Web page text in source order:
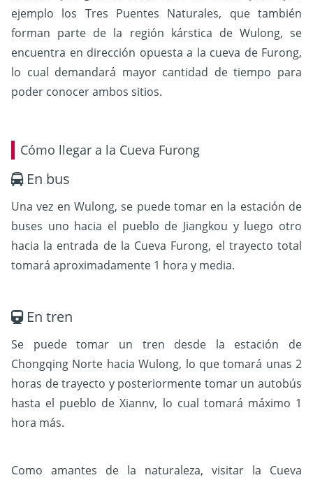
ejemplo los Tres Puentes Naturales, que también
forman parte de la región kárstica de Wulong, se
encuentra en dirección opuesta a la cueva de Furong,
lo cual demandará mayor cantidad de tiempo para
poder conocer ambos sitios.
Cómo llegar a la Cueva Furong
En bus
Una vez en Wulong, se puede tomar en la estación de
buses uno hacia el pueblo de Jiangkou y luego otro
hacia la entrada de la Cueva Furong, el trayecto total
tomará aproximadamente 1 hora y media.
En tren
Se puede tomar un tren desde la estación de
Chongqing Norte hacia Wulong, lo que tomará unas 2
horas de trayecto y posteriormente tomar un autobús
hasta el pueblo de Xiannv, lo cual tomará máximo 1
hora más.
Como amantes de la naturaleza, visitar la Cueva